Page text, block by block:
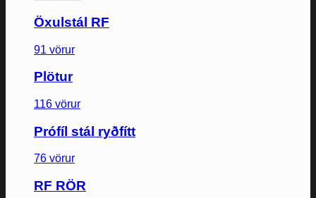
Öxulstál RF
91 vörur
Plötur
116 vörur
Prófíl stál ryðfítt
76 vörur
RF RÖR